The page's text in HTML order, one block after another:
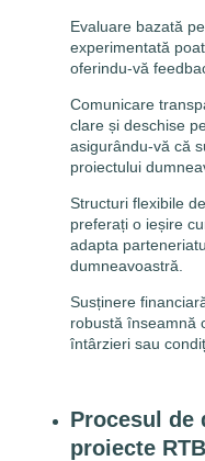
Evaluare bazată
experimentată
oferindu-vă
Comunicare
clare și deschise
asigurându-vă că
proiectului
Structuri flexibile
preferați o ieșire
adapta
dumneavoastră.
Susținere
robustă înseamnă
întârzieri sau
Procesul de
proiecte RTB